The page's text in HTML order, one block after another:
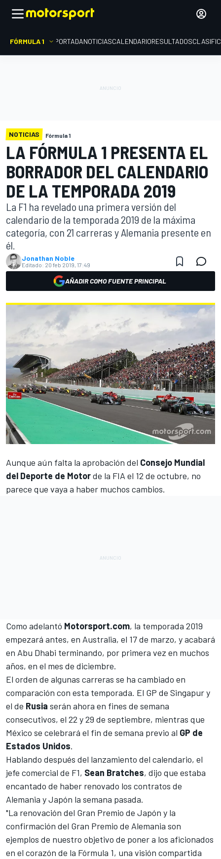
FÓRMULA 1 PORTADANOTICIASCALENDARIORESULTADOS
NOTICIAS Fórmula 1
LA FÓRMULA 1 PRESENTA EL
BORRADOR DEL CALENDARIO
DE LA TEMPORADA 2019
La F1 ha revelado una primera versión del
calendario de la temporada 2019 de la máxima
categoría, con 21 carreras y Alemania presente en
él.
Jonathan Noble
Editado: 20 feb 2019, 17:49
AÑADIR COMO FUENTE PRINCIPAL
Aunque aún falta la aprobación del Consejo Mundial
del Deporte de Motorde la FIA el 12 de octubre, no
parece que vaya a haber muchos cambios.
Como adelantó Motorsport.com, la temporada 2019
empezará antes, en Australia, el 17 de marzo, y acabará
en Abu Dhabi terminando, por primera vez en muchos
años, en el mes de diciembre.
El orden de algunas carreras se ha cambiado en
comparación con esta temporada. El GP de Singapury
el de Rusia serán ahora en fines de semana
consecutivos, el 22 y 29 de septiembre, mientras que
México se celebrará el fin de semana previo al GP de
Estados Unidos.
Hablando después del lanzamiento del calendario, el
jefe comercial de F1, Sean Bratches, dijo que estaba
encantado de haber renovado los contratos de
Alemania y Japón la semana pasada.
"La renovación del Gran Premio de Japón y la
confirmación del Gran Premio de Alemania son
ejemplos de nuestro objetivo de poner a los aficionados
en el corazón de la Fórmula 1, una visión compartida